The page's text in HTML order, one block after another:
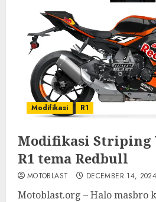
Modifikasi R1
Modifikasi Striping
R1 tema Redbull
MOTOBLAST DECEMBER 14, 2024
Motoblast.org – Halo masbro